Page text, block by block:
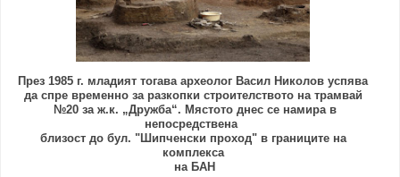
През 1985 г. младият тогава археолог Васил Николов успява
да спре временно за разкопки строителствотона трамвай
№20за ж.к. „Дружба“. Мястото днес се намира в
непосредствена
близост до бул. "Шипченски проход" в границите на
комплекса
на БАН